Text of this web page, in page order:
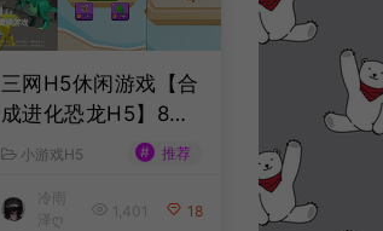
三网H5休闲游戏【合
成进化恐龙H5】8月
最新整理Linux手工
端+解压即玩+简易安
小游戏H5 # 推荐
泽ღ
1,401 18